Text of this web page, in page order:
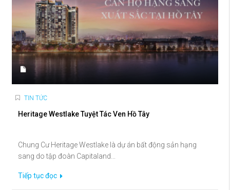
TIN TỨC
Heritage Westlake Tuyệt Tác Ven Hồ Tây
Chung Cư Heritage Westlake là dự án bất động sản hạng
sang do tập đoàn Capitaland...
Tiếp tục đọc